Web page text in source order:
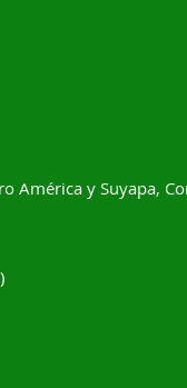
América y Suyapa,